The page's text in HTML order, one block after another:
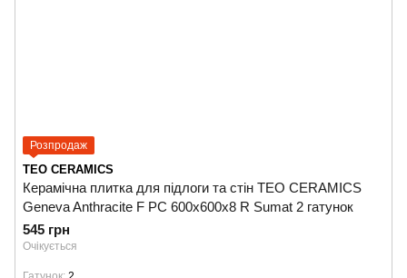
Розпродаж
TEO CERAMICS
Керамічна плитка для підлоги та стін TEO CERAMICS
Geneva Anthracite F PC 600x600x8 R Sumat 2 гатунок
545 грн
Очікується